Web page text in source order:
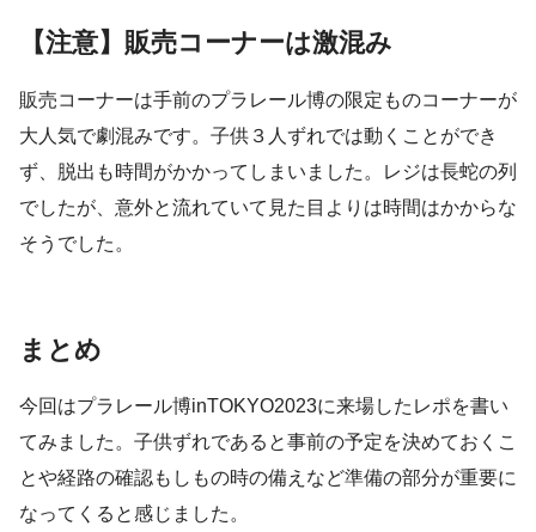
【注意】販売コーナーは激混み
販売コーナーは手前のプラレール博の限定ものコーナーが
大人気で劇混みです。子供３人ずれでは動くことができ
ず、脱出も時間がかかってしまいました。レジは長蛇の列
でしたが、意外と流れていて見た目よりは時間はかからな
そうでした。
まとめ
今回はプラレール博inTOKYO2023に来場したレポを書い
てみました。子供ずれであると事前の予定を決めておくこ
とや経路の確認もしもの時の備えなど準備の部分が重要に
なってくると感じました。